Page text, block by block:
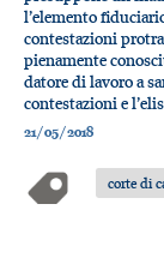
l’elemento
contestazioni
pienamente
datore di lavoro a
contestazioni e
21/05/2018
corte di